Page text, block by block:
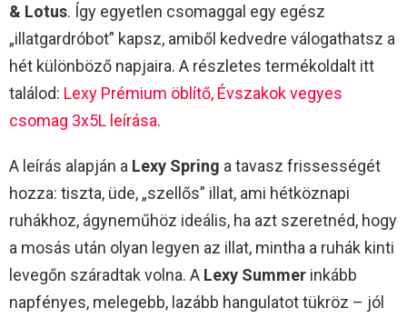
& Lotus. Így egyetlen csomaggal egy egész
„illatgardróbot” kapsz, amiből kedvedre válogathatsz a
hét különböző napjaira. A részletes termékoldalt itt
találod: Lexy Prémium öblítő, Évszakok vegyes
csomag 3x5L leírása.​
A leírás alapján a Lexy Spring a tavasz frissességét
hozza: tiszta, üde, „szellős” illat, ami hétköznapi
ruhákhoz, ágyneműhöz ideális, ha azt szeretnéd, hogy
a mosás után olyan legyen az illat, mintha a ruhák kinti
levegőn száradtak volna. A Lexy Summer inkább
napfényes, melegebb, lazább hangulatot tükröz – jól